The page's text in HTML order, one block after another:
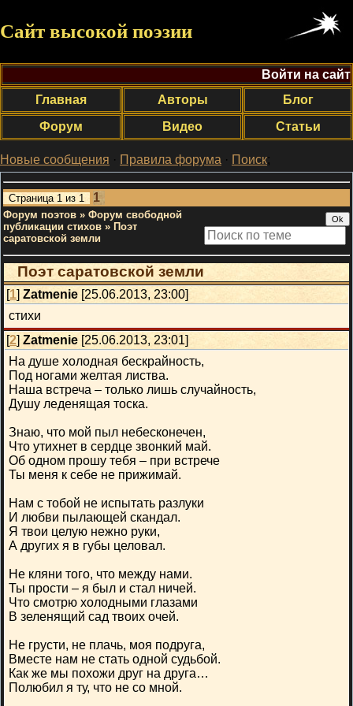
Сайт высокой поэзии
Войти на сайт
Главная
Авторы
Блог
Форум
Видео Статьи
Новые сообщения · Правила форума · Поиск;
Страница 1 из 1 1
Форум поэтов » Форум свободной
публикации стихов » Поэт
саратовской земли
Поэт саратовской земли
[1] Zatmenie [25.06.2013, 23:00]
стихи
[2] Zatmenie [25.06.2013, 23:01]
На душе холодная бескрайность,
Под ногами желтая листва.
Наша встреча – только лишь случайность,
Душу леденящая тоска.
Знаю, что мой пыл небесконечен,
Что утихнет в сердце звонкий май.
Об одном прошу тебя – при встрече
Ты меня к себе не прижимай.
Нам с тобой не испытать разлуки
И любви пылающей скандал.
Я твои целую нежно руки,
А других я в губы целовал.
Не кляни того, что между нами.
Ты прости – я был и стал ничей.
Что смотрю холодными глазами
В зеленящий сад твоих очей.
Не грусти, не плачь, моя подруга,
Вместе нам не стать одной судьбой.
Как же мы похожи друг на друга…
Полюбил я ту, что не со мной.